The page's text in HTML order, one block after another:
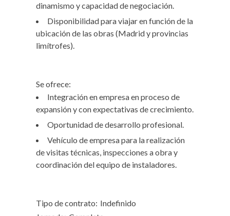
dinamismo y capacidad de negociación.
Disponibilidad para viajar en función de la
ubicación de las obras (Madrid y provincias
limítrofes).
Se ofrece:
Integración en empresa en proceso de
expansión y con expectativas de crecimiento.
Oportunidad de desarrollo profesional.
Vehículo de empresa para la realización
de visitas técnicas, inspecciones a obra y
coordinación del equipo de instaladores.
Tipo de contrato: Indefinido